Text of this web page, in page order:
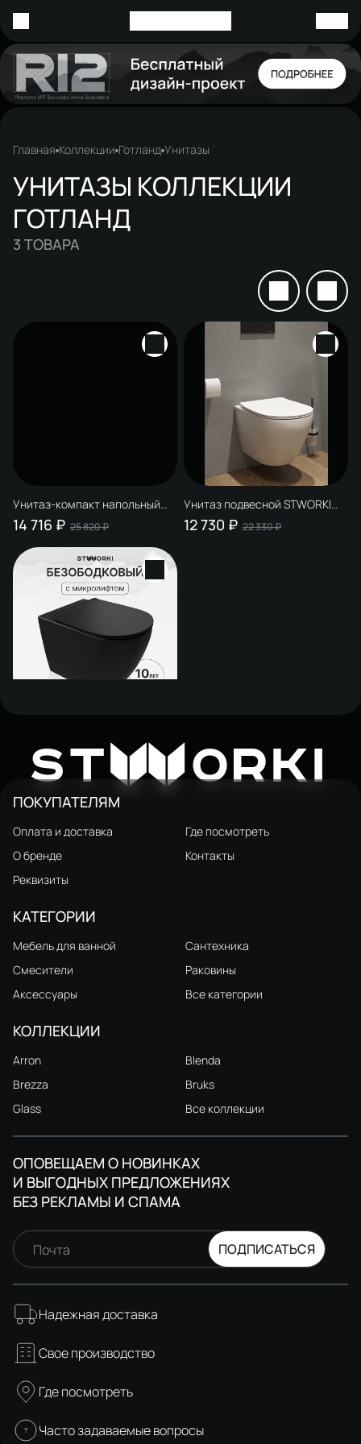
Главная Коллекции Готланд Унитазы
УНИТАЗЫ КОЛЛЕКЦИИ
ГОТЛАНД
3 ТОВАРА
Унитаз-компакт напольный
STWORKI Готланд S13400WH с
микролифтом, безободковый,
белый
14 716 ₽ 25 820 ₽
Унитаз подвесной STWORKI
Готланд S13401WH
безободковый, с
12 730 ₽ 22 330 ₽
безободковый, с
микролифтом, глянцевый
черный, антивсплеск
14 241 ₽ 21 410 ₽
STW ORKI
ПОКУПАТЕЛЯМ
Оплата и доставка
Где посмотреть
О бренде
Контакты
Реквизиты
КАТЕГОРИИ
Мебель для ванной
Сантехника
Смесители
Раковины
Аксессуары
Все категории
КОЛЛЕКЦИИ
Arron
Blenda
Brezza
Bruks
Glass
Все коллекции
ОПОВЕЩАЕМ О НОВИНКАХ
И ВЫГОДНЫХ ПРЕДЛОЖЕНИЯХ
БЕЗ РЕКЛАМЫ И СПАМА
Почта ПОДПИСАТЬСЯ
Надежная доставка
Свое производство
Где посмотреть
Часто задаваемые вопросы